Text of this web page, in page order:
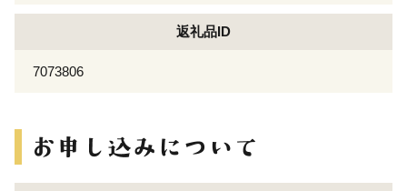
返礼品ID
7073806